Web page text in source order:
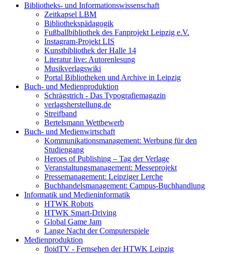
Bibliotheks- und Informationswissenschaft
Zeitkapsel LBM
Bibliothekspädagogik
Fußballbibliothek des Fanprojekt Leipzig e.V.
Instagram-Projekt LIS
Kunstbibliothek der Halle 14
Literatur live: Autorenlesung
Musikverlagswiki
Portal Bibliotheken und Archive in Leipzig
Buch- und Medienproduktion
Schrägstrich - Das Typografiemagazin
verlagsherstellung.de
Streifband
Bertelsmann Wettbewerb
Buch- und Medienwirtschaft
Kommunikationsmanagement: Werbung für den
Studiengang
Heroes of Publishing – Tag der Verlage
Veranstaltungsmanagement: Messeprojekt
Pressemanagement: Leipziger Lerche
Buchhandelsmanagement: Campus-Buchhandlung
Informatik und Medieninformatik
HTWK Robots
HTWK Smart-Driving
Global Game Jam
Lange Nacht der Computerspiele
Medienproduktion
floidTV - Fernsehen der HTWK Leipzig